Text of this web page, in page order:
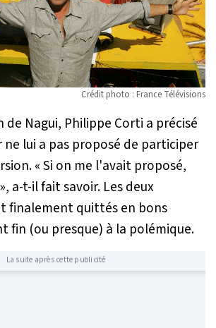
Crédit photo : France Télévisions
de Nagui, Philippe Corti a précisé
ne lui a pas proposé de participer
«Si on me l'avait proposé,
», a-t-il fait savoir. Les deux
finalement quittés en bons
fin (ou presque) à la polémique.
La suite après cette publicité